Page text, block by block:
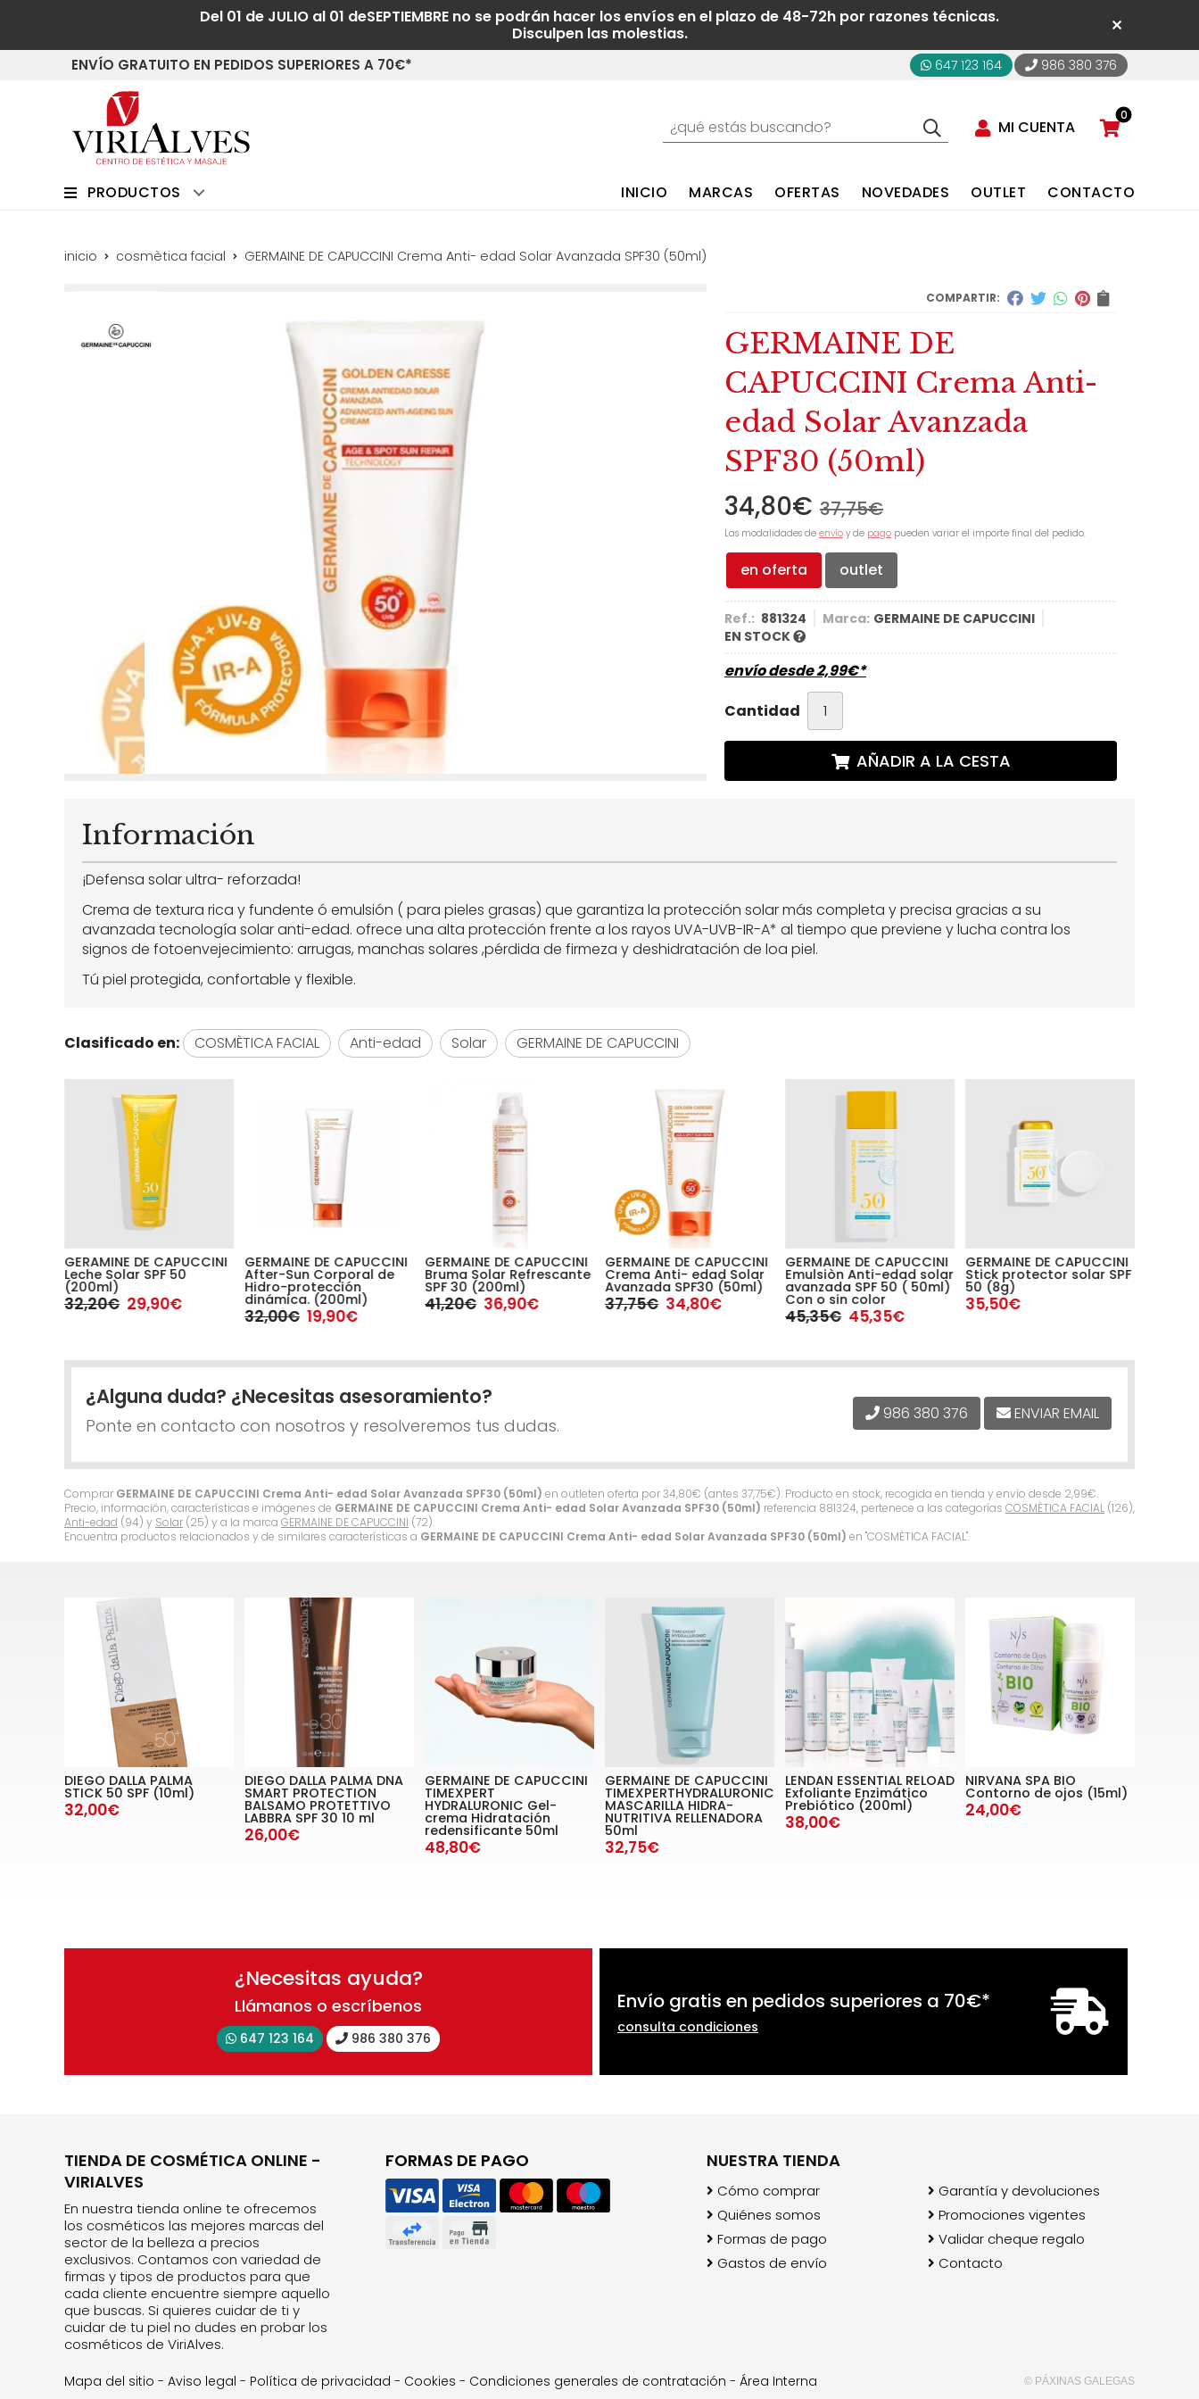
Del 01 de JULIO al 01 deSEPTIEMBRE no se podrán hacer los envíos en el plazo de 48-72h por razones técnicas.
Disculpen las molestias.
ENVÍO GRATUITO EN PEDIDOS SUPERIORES A 70€* 647 123 164 986 380 376
MI CUENTA
0
PRODUCTOS INICIO MARCAS OFERTAS NOVEDADES OUTLET CONTACTO
inicio cosmètica facial GERMAINE DE CAPUCCINI Crema Anti- edad Solar Avanzada SPF30 (50ml)
COMPARTIR:
GERMAINE DE
CAPUCCINI Crema Anti-
edad Solar Avanzada
SPF30 (50ml)
34,80€ 37,75€
Las modalidades de envío y de pago pueden variar el importe final del pedido.
en oferta outlet
Ref.: 881324 Marca: GERMAINE DE CAPUCCINI
EN STOCK
envío desde2,99€*
Cantidad
AÑADIR A LA CESTA
Comprar GERMAINE DE CAPUCCINI Crema Anti- edad Solar Avanzada SPF30 (50ml) en outleten oferta por34,80€ (antes 37,75€). Producto en stock, recogida en tienda y envío desde 2,99€.
Precio, información, características e imágenes de GERMAINE DE CAPUCCINI Crema Anti- edad Solar Avanzada SPF30 (50ml) referencia 881324, pertenece a las categorías COSMÈTICA FACIAL (126),
Anti-edad (94) y Solar (25) y a la marca GERMAINE DE CAPUCCINI (72).
Encuentra productos relacionados y de similares características a GERMAINE DE CAPUCCINI Crema Anti- edad Solar Avanzada SPF30 (50ml) en "COSMÈTICA FACIAL".
Información
¡Defensa solar ultra- reforzada!
Crema de textura rica y fundente ó emulsión ( para pieles grasas) que garantiza la protección solar más completa y precisa gracias a su
avanzada tecnología solar anti-edad. ofrece una alta protección frente a los rayos UVA-UVB-IR-A* al tiempo que previene y lucha contra los
signos de fotoenvejecimiento: arrugas, manchas solares ,pérdida de firmeza y deshidratación de loa piel.
Tú piel protegida, confortable y flexible.
Clasificado en: COSMÈTICA FACIAL Anti-edad Solar GERMAINE DE CAPUCCINI
GERAMINE DE CAPUCCINI
Leche Solar SPF 50
(200ml)
32,20€ 29,90€
GERMAINE DE CAPUCCINI
After-Sun Corporal de
Hidro-protección
dinámica. (200ml)
32,00€ 19,90€
GERMAINE DE CAPUCCINI
Bruma Solar Refrescante
SPF 30 (200ml)
41,20€ 36,90€
GERMAINE DE CAPUCCINI
Crema Anti- edad Solar
Avanzada SPF30 (50ml)
37,75€ 34,80€
GERMAINE DE CAPUCCINI
Emulsiòn Anti-edad solar
avanzada SPF 50 ( 50ml)
Con o sin color
45,35€ 45,35€
GERMAINE DE CAPUCCINI
Stick protector solar SPF
50 (8g)
35,50€
¿Alguna duda? ¿Necesitas asesoramiento?
Ponte en contacto con nosotros y resolveremos tus dudas.
986 380 376 ENVIAR EMAIL
DIEGO DALLA PALMA
STICK 50 SPF (10ml)
32,00€
DIEGO DALLA PALMA DNA
SMART PROTECTION
BALSAMO PROTETTIVO
LABBRA SPF 30 10 ml
26,00€
GERMAINE DE CAPUCCINI
TIMEXPERT
HYDRALURONIC Gel-
crema Hidratación
redensificante 50ml
48,80€
GERMAINE DE CAPUCCINI
TIMEXPERTHYDRALURONIC
MASCARILLA HIDRA-
NUTRITIVA RELLENADORA
50ml
32,75€
LENDAN ESSENTIAL RELOAD
Exfoliante Enzimático
Prebiótico (200ml)
38,00€
NIRVANA SPA BIO
Contorno de ojos (15ml)
24,00€
¿Necesitas ayuda?
Llámanos o escríbenos
647 123 164 986 380 376
Envío gratis en pedidos superiores a 70€*
consulta condiciones
TIENDA DE COSMÉTICA ONLINE -
VIRIALVES
En nuestra tienda online te ofrecemos
los cosméticos las mejores marcas del
sector de la belleza a precios
exclusivos. Contamos con variedad de
firmas y tipos de productos para que
cada cliente encuentre siempre aquello
que buscas. Si quieres cuidar de ti y
cuidar de tu piel no dudes en probar los
cosméticos de ViriAlves.
FORMAS DE PAGO NUESTRA TIENDA
Cómo comprar
Quiénes somos
Formas de pago
Gastos de envío
Garantía y devoluciones
Promociones vigentes
Validar cheque regalo
Contacto
Mapa del sitio - Aviso legal - Política de privacidad - Cookies - Condiciones generales de contratación - Área Interna © PÁXINAS GALEGAS